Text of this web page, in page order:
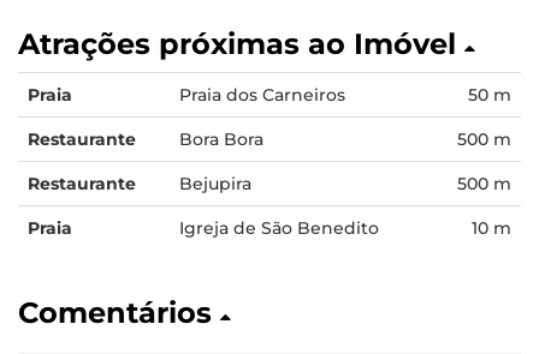
Atrações próximas ao Imóvel
Praia Praia dos Carneiros 50 m
Restaurante Bora Bora 500 m
Restaurante Bejupira 500 m
Praia Igreja de São Benedito 10 m
Comentários